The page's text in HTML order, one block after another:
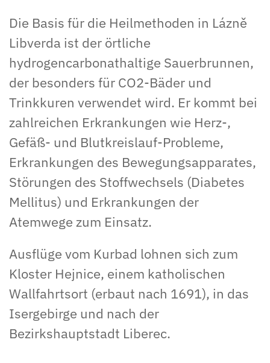
Die Basis für die Heilmethoden in Lázně
Libverda ist der örtliche
hydrogencarbonathaltige Sauerbrunnen,
der besonders für CO2-Bäder und
Trinkkuren verwendet wird. Er kommt bei
zahlreichen Erkrankungen wie Herz-,
Gefäß- und Blutkreislauf-Probleme,
Erkrankungen des Bewegungsapparates,
Störungen des Stoffwechsels (Diabetes
Mellitus) und Erkrankungen der
Atemwege zum Einsatz.
Ausflüge vom Kurbad lohnen sich zum
Kloster Hejnice, einem katholischen
Wallfahrtsort (erbaut nach 1691), in das
Isergebirge und nach der
Bezirkshauptstadt Liberec.